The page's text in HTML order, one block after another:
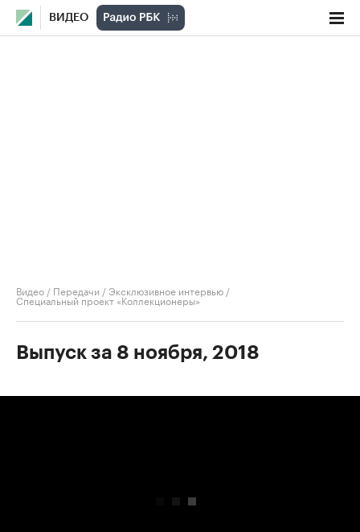
ВИДЕО
Видео / Передачи /Эксклюзивное интервью /
Специальный проект «Коллекционеры»
Выпуск за 8 ноября, 2018